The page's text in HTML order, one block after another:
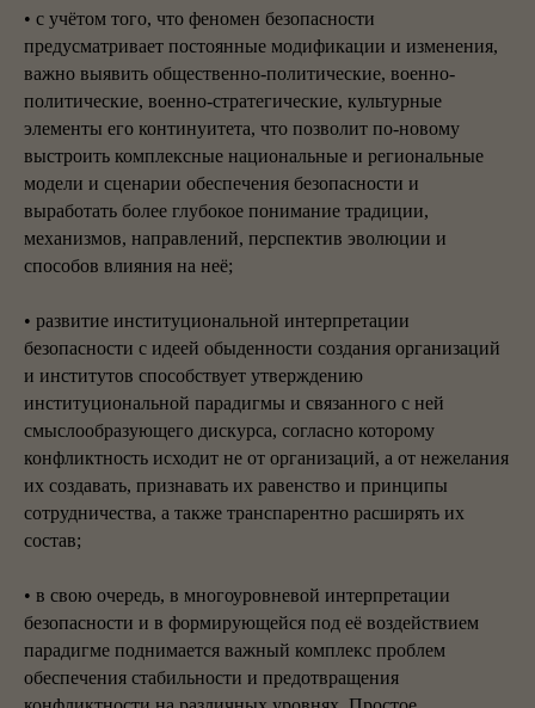
• с учётом того, что феномен безопасности
предусматривает постоянные модификации и изменения,
важно выявить общественно-политические, военно-
политические, военно-стратегические, культурные
элементы его континуитета, что позволит по-новому
выстроить комплексные национальные и региональные
модели и сценарии обеспечения безопасности и
выработать более глубокое понимание традиции,
механизмов, направлений, перспектив эволюции и
способов влияния на неё;
• развитие институциональной интерпретации
безопасности с идеей обыденности создания организаций
и институтов способствует утверждению
институциональной парадигмы и связанного с ней
смыслообразующего дискурса, согласно которому
конфликтность исходит не от организаций, а от нежелания
их создавать, признавать их равенство и принципы
сотрудничества, а также транспарентно расширять их
состав;
• в свою очередь, в многоуровневой интерпретации
безопасности и в формирующейся под её воздействием
парадигме поднимается важный комплекс проблем
обеспечения стабильности и предотвращения